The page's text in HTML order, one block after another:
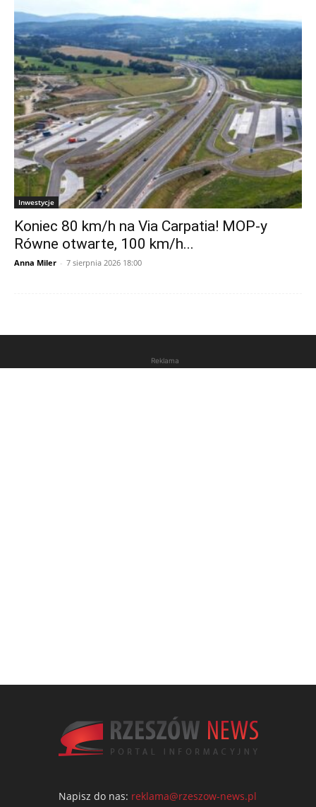
Inwestycje
Koniec 80 km/h na Via Carpatia! MOP-y
Równe otwarte, 100 km/h...
Anna Miler - 7 sierpnia 2026 18:00
Reklama
Napisz do nas: reklama@rzeszow-news.pl